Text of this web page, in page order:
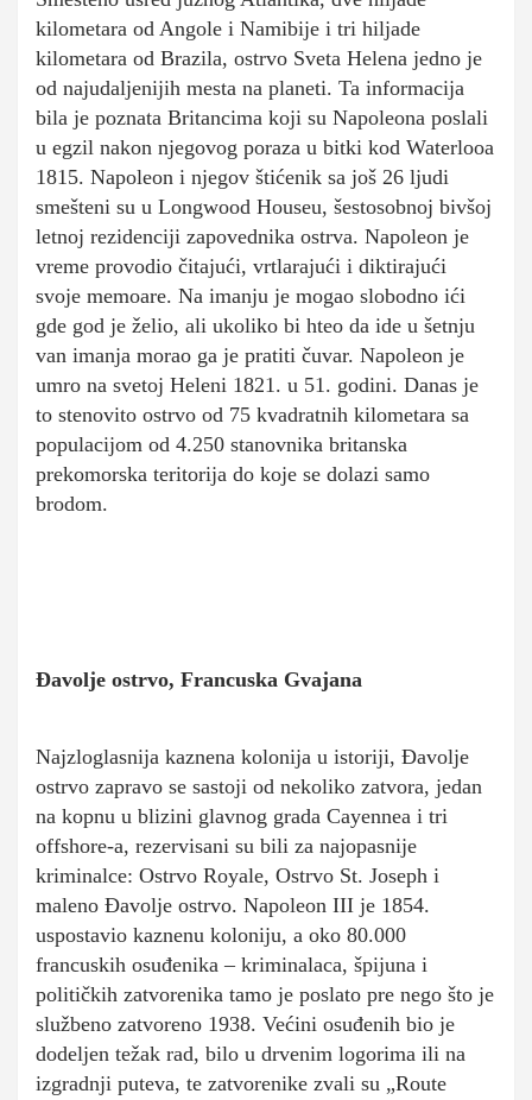
kilometara od Angole i Namibije i tri hiljade
kilometara od Brazila, ostrvo Sveta Helena jedno je
od najudaljenijih mesta na planeti. Ta informacija
bila je poznata Britancima koji su Napoleona poslali
u egzil nakon njegovog poraza u bitki kod Waterlooa
1815. Napoleon i njegov štićenik sa još 26 ljudi
smešteni su u Longwood Houseu, šestosobnoj bivšoj
letnoj rezidenciji zapovednika ostrva. Napoleon je
vreme provodio čitajući, vrtlarajući i diktirajući
svoje memoare. Na imanju je mogao slobodno ići
gde god je želio, ali ukoliko bi hteo da ide u šetnju
van imanja morao ga je pratiti čuvar. Napoleon je
umro na svetoj Heleni 1821. u 51. godini. Danas je
to stenovito ostrvo od 75 kvadratnih kilometara sa
populacijom od 4.250 stanovnika britanska
prekomorska teritorija do koje se dolazi samo
brodom.
Đavolje ostrvo, Francuska Gvajana
Najzloglasnija kaznena kolonija u istoriji, Đavolje
ostrvo zapravo se sastoji od nekoliko zatvora, jedan
na kopnu u blizini glavnog grada Cayennea i tri
offshore-a, rezervisani su bili za najopasnije
kriminalce: Ostrvo Royale, Ostrvo St. Joseph i
maleno Đavolje ostrvo. Napoleon III je 1854.
uspostavio kaznenu koloniju, a oko 80.000
francuskih osuđenika – kriminalaca, špijuna i
političkih zatvorenika tamo je poslato pre nego što je
službeno zatvoreno 1938. Većini osuđenih bio je
dodeljen težak rad, bilo u drvenim logorima ili na
izgradnji puteva, te zatvorenike zvali su „Route